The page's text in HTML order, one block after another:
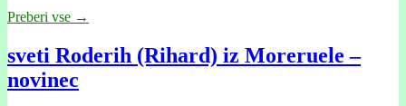
Preberi vse →
sveti Roderih (Rihard) iz Moreruele –
novinec